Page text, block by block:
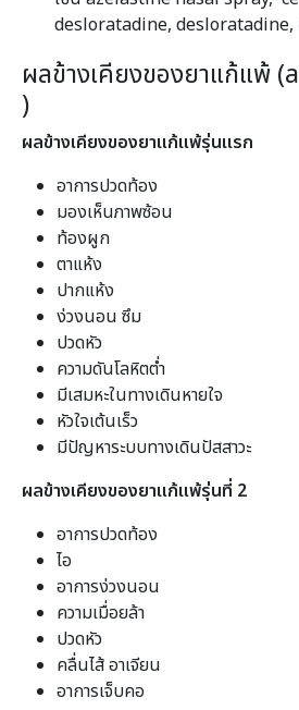
desloratadine,
ผลข้างเคียงของยาแก้แพ้
)
ผลข้างเคียงของยาแก้แพ้รุ่นแรก
อาการปวดท้อง
มองเห็นภาพซ้อน
ท้องผูก
ตาแห้ง
ปากแห้ง
ง่วงนอน ซึม
ปวดหัว
ความดันโลหิตต่ำ
มีเสมหะในทางเดินหายใจ
หัวใจเต้นเร็ว
มีปัญหาระบบทางเดินปัสสาวะ
ผลข้างเคียงของยาแก้แพ้รุ่นที่ 2
อาการปวดท้อง
ไอ
อาการง่วงนอน
ความเมื่อยล้า
ปวดหัว
คลื่นไส้ อาเจียน
อาการเจ็บคอ